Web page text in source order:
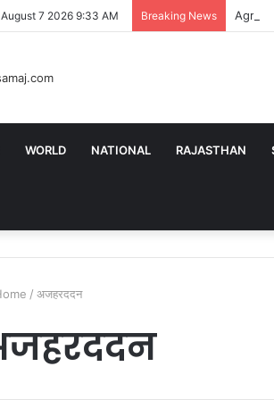
7 2026 9:33 AM Breaking News
WORLD NATIONAL RAJASTHAN
/ अजहरददन